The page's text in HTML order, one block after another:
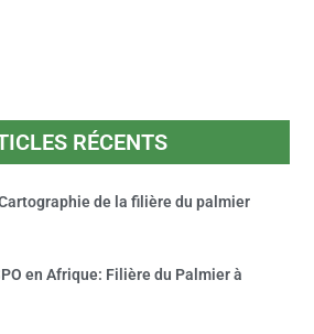
RÉCENTS
de la filière du palmier
en Afrique: Filière du Palmier à